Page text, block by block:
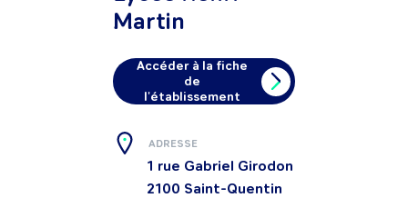
Martin
Accéder à la fiche
de
l'établissement
ADRESSE
1 rue Gabriel Girodon
2100 Saint-Quentin